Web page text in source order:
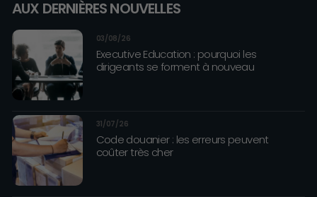
AUX DERNIÈRES NOUVELLES
03/08/26
Executive Education : pourquoi les
dirigeants se forment à nouveau
31/07/26
Code douanier : les erreurs peuvent
coûter très cher